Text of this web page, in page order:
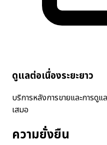
ดูแลต่อเนื่องระยะยาว
บริการหลังการขายและการดู
เสมอ
ความยั่งยืน